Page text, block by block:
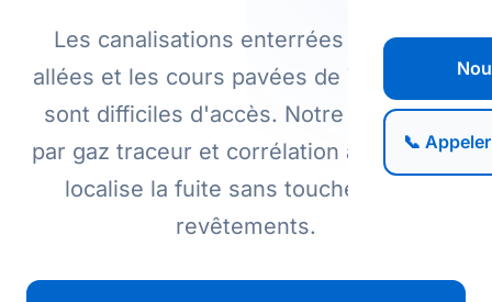
📞
Les canalisations enterrées sous les
allées et les cours pavées de Vernouillet
sont difficiles d'accès. Notre détection
par gaz traceur et corrélation acoustique
localise la fuite sans toucher à vos
revêtements.